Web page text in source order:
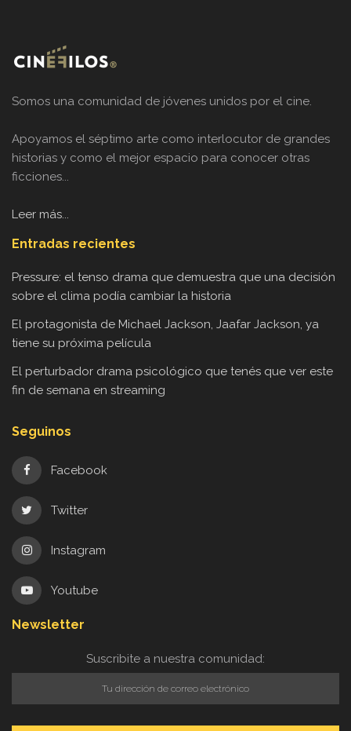
Somos una comunidad de jóvenes unidos por el cine.
Apoyamos el séptimo arte como interlocutor de grandes
historias y como el mejor espacio para conocer otras
ficciones...
Leer más...
Entradas recientes
Pressure: el tenso drama que demuestra que una decisión
sobre el clima podía cambiar la historia
El protagonista de Michael Jackson, Jaafar Jackson, ya
tiene su próxima película
El perturbador drama psicológico que tenés que ver este
fin de semana en streaming
Seguinos
Facebook
Twitter
Instagram
Youtube
Newsletter
Suscribite a nuestra comunidad: